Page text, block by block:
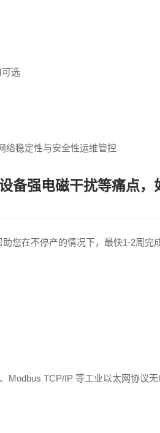
可选
络稳定性与安全性运维管控
备强电磁干扰等痛点
您在不停产的情况下，最快1-2周完
TCP/IP 等工业以太网协议